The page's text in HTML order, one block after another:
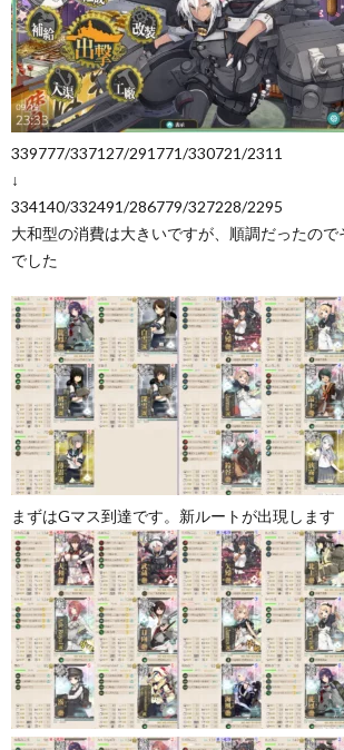
339777/337127/291771/330721/2311
↓
334140/332491/286779/327228/2295
大和型の消費は大きいですが、順調だったの
でした
まずはGマス到達です。新ルートが出現します